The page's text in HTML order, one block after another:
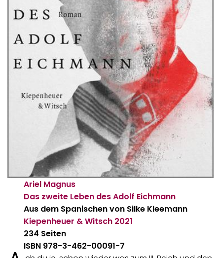
Ariel Magnus
Das zweite Leben des Adolf Eichmann
Aus dem Spanischen von Silke Kleemann
Kiepenheuer & Witsch 2021
234 Seiten
ISBN 978-3-462-00091-7